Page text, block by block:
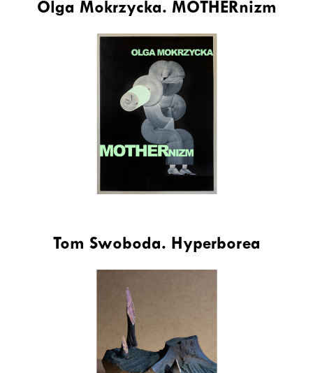
Olga Mokrzycka. MOTHERnizm
Tom Swoboda. Hyperborea